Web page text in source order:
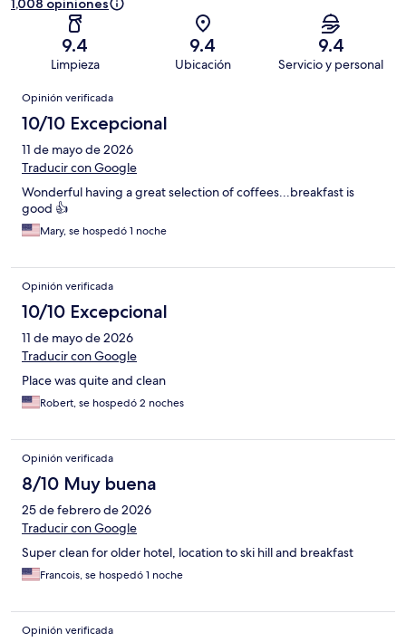
1,008 opiniones
9.4
Limpieza
9.4
Ubicación
9.4
Servicio y personal
Opiniones
Opinión verificada
10/10 Excepcional
11 de mayo de 2026
Traducir con Google
Wonderful having a great selection of coffees...breakfast is
good 👍
Mary, se hospedó 1 noche
Opinión verificada
10/10 Excepcional
11 de mayo de 2026
Traducir con Google
Place was quite and clean
Robert, se hospedó 2 noches
Opinión verificada
8/10 Muy buena
25 de febrero de 2026
Traducir con Google
Super clean for older hotel, location to ski hill and breakfast
Francois, se hospedó 1 noche
Opinión verificada